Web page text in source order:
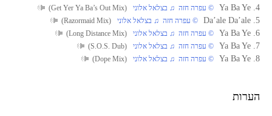
4. Ya Ba Ye
© עפרה חזה ♫ בצלאל אלוני (Get Yer Ya Ba’s Out Mix)
5. Da’ale Da’ale © עפרה חזה ♫ בצלאל אלוני (Razormaid Mix)
6. Ya Ba Ye © עפרה חזה ♫ בצלאל אלוני (Long Distance Mix)
7. Ya Ba Ye © עפרה חזה ♫ בצלאל אלוני (S.O.S. Dub)
8. Ya Ba Ye © עפרה חזה ♫ בצלאל אלוני (Dope Mix)
הערות